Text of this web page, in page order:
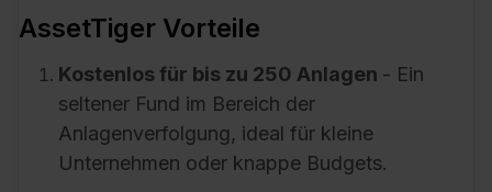
AssetTiger Vorteile
Kostenlos für bis zu 250 Anlagen - Ein
seltener Fund im Bereich der
Anlagenverfolgung, ideal für kleine
Unternehmen oder knappe Budgets.